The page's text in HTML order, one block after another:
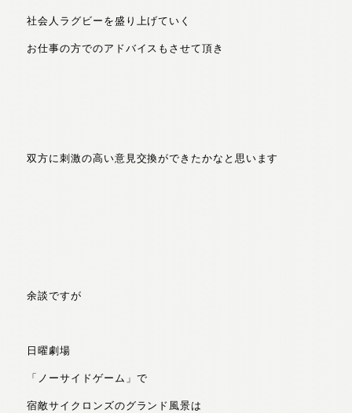
社会人ラグビーを盛り上げていく
お仕事の方でのアドバイスもさせて頂き
双方に刺激の高い意見交換ができたかなと思います
余談ですが
日曜劇場
「ノーサイドゲーム」で
宿敵サイクロンズのグランド風景は